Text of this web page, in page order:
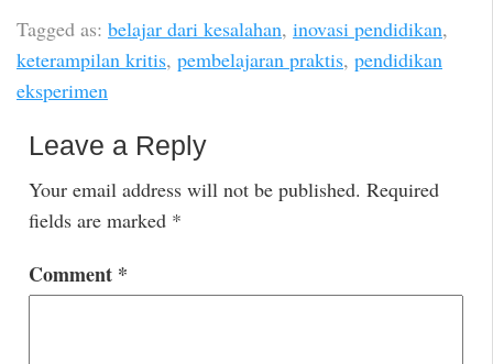
Tagged as: belajar dari kesalahan, inovasi pendidikan,
keterampilan kritis, pembelajaran praktis, pendidikan
eksperimen
Leave a Reply
Your email address will not be published. Required
fields are marked *
Comment *